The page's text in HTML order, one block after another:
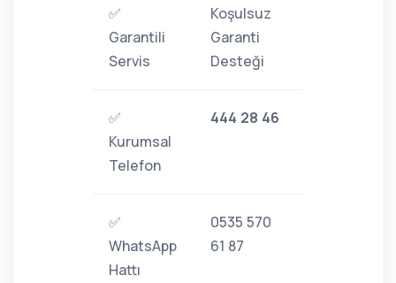
✅
Garantili
Servis
Koşulsuz
Garanti
Desteği
✅
Kurumsal
Telefon
444 28 46
✅
WhatsApp
Hattı
0535 570
61 87